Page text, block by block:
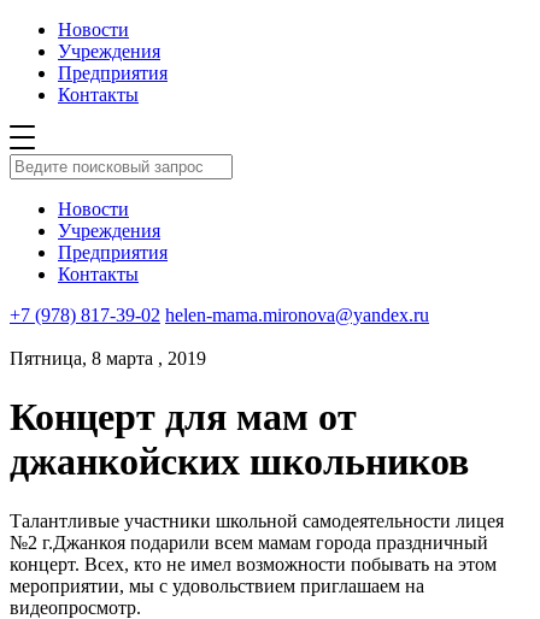
Новости
Учреждения
Предприятия
Контакты
Новости
Учреждения
Предприятия
Контакты
+7 (978) 817-39-02 helen-mama.mironova@yandex.ru
Пятница, 8 марта , 2019
Концерт для мам от
джанкойских школьников
Талантливые участники школьной самодеятельности лицея
№2 г.Джанкоя подарили всем мамам города праздничный
концерт. Всех, кто не имел возможности побывать на этом
мероприятии, мы с удовольствием приглашаем на
видеопросмотр.